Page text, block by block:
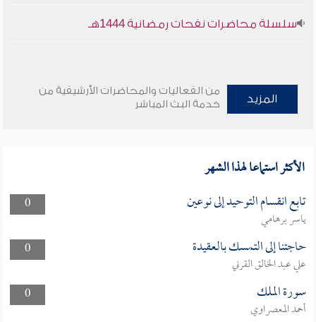
سلسلة محاضرات نفحات رمضانية 1444هـ
المزيد
من الفعاليات والمحاضرات الأرشيفية من
خدمة البث المباشر
الأكثر استماعا لهذا الشهر
0 تابع انقسام التوحيد إلى نوعين
ياسر برهامي
0
حاجتنا إلى التمسك بالعقيدة
علي عبد الخالق القرني
0
سورة الملك
أحمد المعصراوي